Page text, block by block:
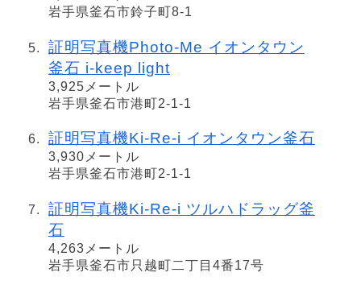
岩手県釜石市鈴子町8-1
証明写真機Photo-Me イオンタウン
釜石 i-keep light
3,925メートル
岩手県釜石市港町2-1-1
証明写真機Ki-Re-i イオンタウン釜石
3,930メートル
岩手県釜石市港町2-1-1
証明写真機Ki-Re-i ツルハドラッグ釜
石
4,263メートル
岩手県釜石市只越町二丁目4番17号